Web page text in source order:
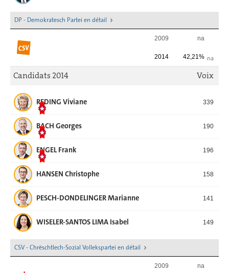
DP - Demokratesch Partei en détail
2009 na
na
2014 42,21%
Candidats 2014 Voix
REDING Viviane 339
BACH Georges 190
ENGEL Frank 196
HANSEN Christophe 158
PESCH-DONDELINGER Marianne 141
WISELER-SANTOS LIMA Isabel 149
CSV - Chrëschtlech-Sozial Vollekspartei en détail
2009 na